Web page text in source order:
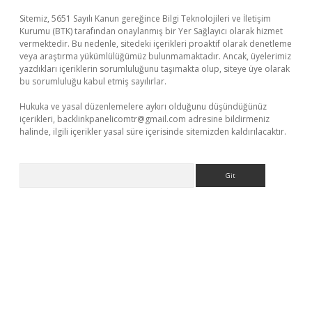
Sitemiz, 5651 Sayılı Kanun gereğince Bilgi Teknolojileri ve İletişim
Kurumu (BTK) tarafından onaylanmış bir Yer Sağlayıcı olarak hizmet
vermektedir. Bu nedenle, sitedeki içerikleri proaktif olarak denetleme
veya araştırma yükümlülüğümüz bulunmamaktadır. Ancak, üyelerimiz
yazdıkları içeriklerin sorumluluğunu taşımakta olup, siteye üye olarak
bu sorumluluğu kabul etmiş sayılırlar.
Hukuka ve yasal düzenlemelere aykırı olduğunu düşündüğünüz
içerikleri, backlinkpanelicomtr@gmail.com adresine bildirmeniz
halinde, ilgili içerikler yasal süre içerisinde sitemizden kaldırılacaktır.